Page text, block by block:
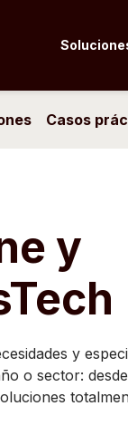
Casos
y
y
o sector: